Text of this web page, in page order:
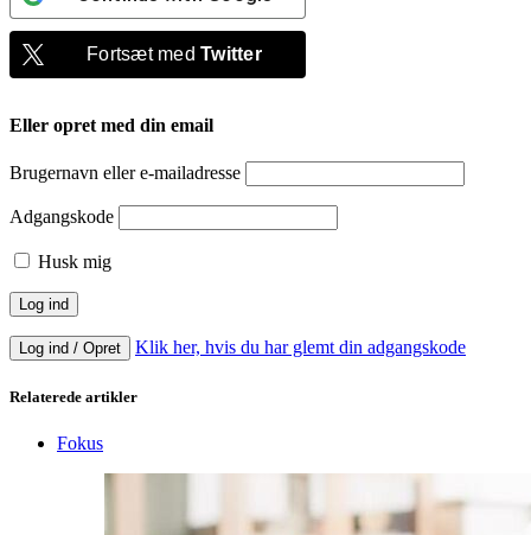
Fortsæt medTwitter
Eller opret med din email
Brugernavn eller e-mailadresse
Adgangskode
Husk mig
Log ind / Opret Klik her, hvis du har glemt din adgangskode
Relaterede artikler
Fokus